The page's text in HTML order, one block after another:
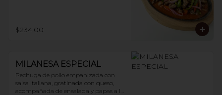
$234.00
MILANESA ESPECIAL
Pechuga de pollo empanizada con
salsa italiana, gratinada con queso,
acompañada de ensalada y papas a la